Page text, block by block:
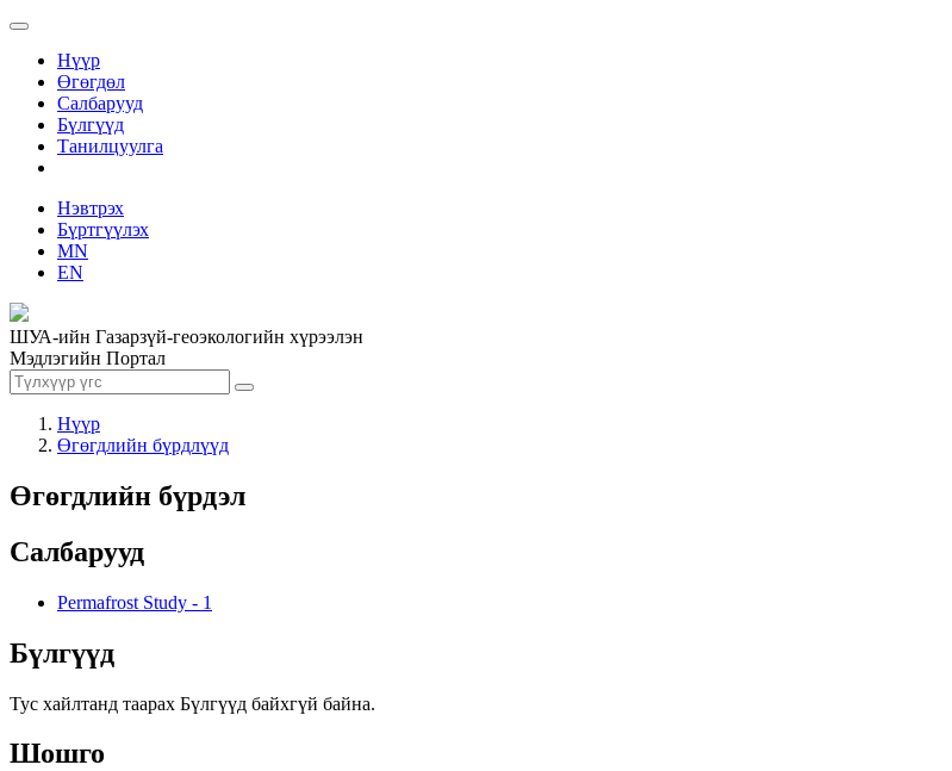
Нүүр
Өгөгдөл
Салбарууд
Бүлгүүд
Танилцуулга
Нэвтрэх
Бүртгүүлэх
MN
EN
ШУА-ийн Газарзүй-геоэкологийн хүрээлэн
Мэдлэгийн Портал
Нүүр
Өгөгдлийн бүрдлүүд
Өгөгдлийн бүрдэл
Салбарууд
Permafrost Study - 1
Бүлгүүд
Тус хайлтанд таарах Бүлгүүд байхгүй байна.
Шошго